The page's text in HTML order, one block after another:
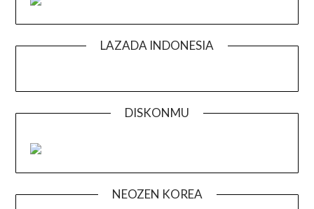
LAZADA INDONESIA
DISKONMU
NEOZEN KOREA